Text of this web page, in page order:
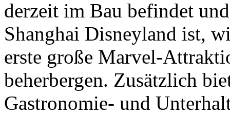
derzeit im Bau befindet
Shanghai Disneyland ist,
erste große Marvel-
beherbergen. Zusätzlich
Gastronomie- und